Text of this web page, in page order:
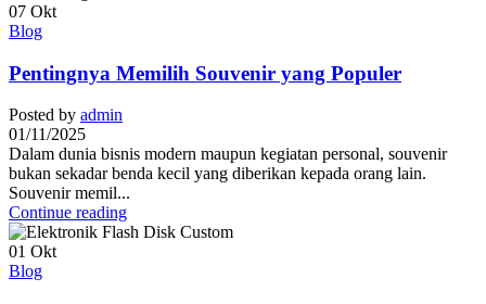
07 Okt
Blog
Pentingnya Memilih Souvenir yang Populer
Posted by admin
01/11/2025
Dalam dunia bisnis modern maupun kegiatan personal, souvenir
bukan sekadar benda kecil yang diberikan kepada orang lain.
Souvenir memil...
Continue reading
01 Okt
Blog